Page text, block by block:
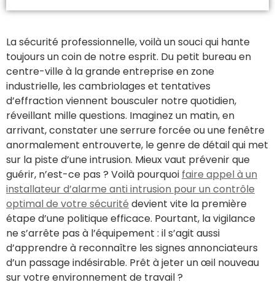
La sécurité professionnelle, voilà un souci qui hante
toujours un coin de notre esprit. Du petit bureau en
centre-ville à la grande entreprise en zone
industrielle, les cambriolages et tentatives
d’effraction viennent bousculer notre quotidien,
réveillant mille questions. Imaginez un matin, en
arrivant, constater une serrure forcée ou une fenêtre
anormalement entrouverte, le genre de détail qui met
sur la piste d’une intrusion. Mieux vaut prévenir que
guérir, n’est-ce pas ? Voilà pourquoi faire appel à un
installateur d’alarme anti intrusion pour un contrôle
optimal de votre sécurité devient vite la première
étape d’une politique efficace. Pourtant, la vigilance
ne s’arrête pas à l’équipement : il s’agit aussi
d’apprendre à reconnaître les signes annonciateurs
d’un passage indésirable. Prêt à jeter un œil nouveau
sur votre environnement de travail ?